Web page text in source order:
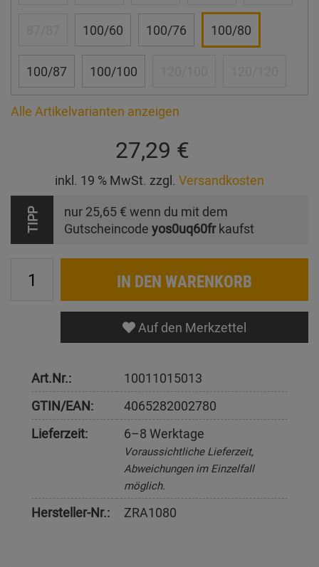
100/60 100/76 100/80
100/87 100/100
Alle Artikelvarianten anzeigen
27,29 €
inkl. 19 % MwSt. zzgl. Versandkosten
TIPP nur 25,65 € wenn du mit dem
Gutscheincode yos0uq60frkaufst
IN DEN WARENKORB
Auf den Merkzettel
Art.Nr.:
10011015013
GTIN/EAN:
4065282002780
Lieferzeit:
6–8 Werktage
Voraussichtliche Lieferzeit,
Abweichungen im Einzelfall
möglich.
Hersteller-Nr.: ZRA1080